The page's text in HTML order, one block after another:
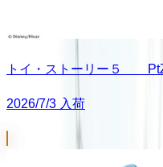
トイ・ストーリー５
2026/7/3 入荷